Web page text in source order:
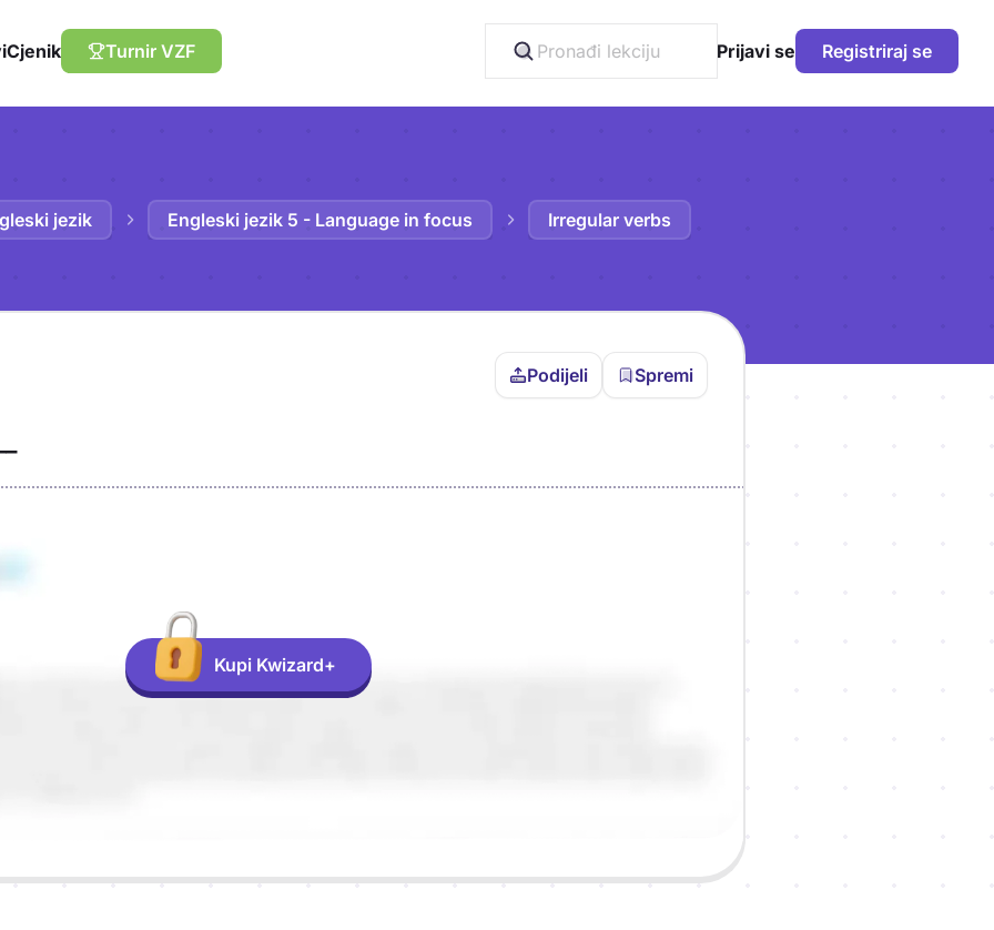
Cjenik Turnir VZF Prijavi se Registriraj se
jezik Engleski jezik 5 - Language in focus Irregular verbs
Podijeli Spremi
Kupi Kwizard+